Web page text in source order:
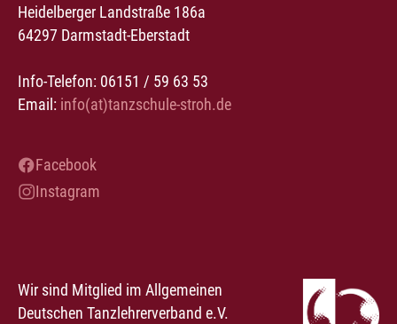
Heidelberger Landstraße 186a
64297 Darmstadt-Eberstadt
Info-Telefon: 06151 / 59 63 53
Email: info(at)tanzschule-stroh.de
Facebook
Instagram
Wir sind Mitglied im Allgemeinen
Deutschen Tanzlehrerverband e.V.